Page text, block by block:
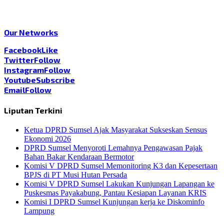
Our Networks
FacebookLike
TwitterFollow
InstagramFollow
YoutubeSubscribe
EmailFollow
Liputan Terkini
Ketua DPRD Sumsel Ajak Masyarakat Sukseskan Sensus
Ekonomi 2026
DPRD Sumsel Menyoroti Lemahnya Pengawasan Pajak
Bahan Bakar Kendaraan Bermotor
Komisi V DPRD Sumsel Memonitoring K3 dan Kepesertaan
BPJS di PT Musi Hutan Persada
Komisi V DPRD Sumsel Lakukan Kunjungan Lapangan ke
Puskesmas Payakabung, Pantau Kesiapan Layanan KRIS
Komisi I DPRD Sumsel Kunjungan kerja ke Diskominfo
Lampung